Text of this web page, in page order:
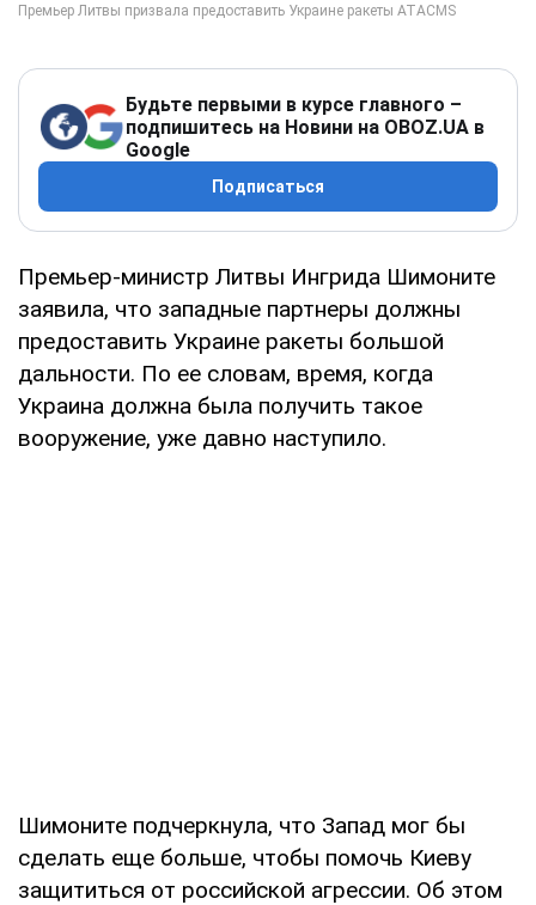
Будьте первыми в курсе главного –
подпишитесь на Новини на OBOZ.UA в
Google
Подписаться
Премьер-министр Литвы Ингрида Шимоните
заявила, что западные партнеры должны
предоставить Украине ракеты большой
дальности. По ее словам, время, когда
Украина должна была получить такое
вооружение, уже давно наступило.
Шимоните подчеркнула, что Запад мог бы
сделать еще больше, чтобы помочь Киеву
защититься от российской агрессии. Об этом